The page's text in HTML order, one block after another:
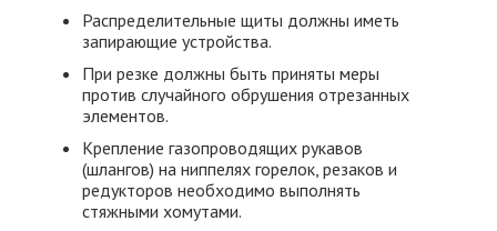
Распределительные щиты должны иметь
запирающие устройства.
При резке должны быть приняты меры
против случайного обрушения отрезанных
элементов.
Крепление газопроводящих рукавов
(шлангов) на ниппелях горелок, резаков и
редукторов необходимо выполнять
стяжными хомутами.